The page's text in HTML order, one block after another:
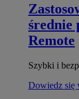
średnie
Remote
Szybki i
Dowiedz się